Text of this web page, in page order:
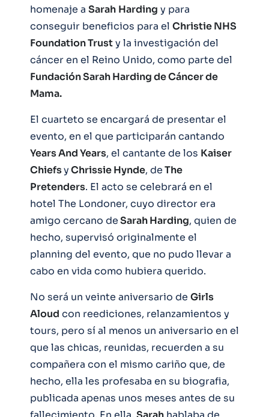
homenaje a Sarah Harding y para
conseguir beneficios para el Christie NHS
Foundation Trusty la investigación del
cáncer en el Reino Unido, como parte del
Fundación Sarah Harding de Cáncer de
Mama.
El cuarteto se encargará de presentar el
evento, en el que participarán cantando
Years And Years, el cantante de los Kaiser
ChiefsyChrissie Hynde, deThe
Pretenders. El acto se celebrará en el
hotel The Londoner, cuyo director era
amigo cercano deSarah Harding, quien de
hecho, supervisó originalmente el
planning del evento, que no pudo llevar a
cabo en vida como hubiera querido.
No será un veinte aniversario de Girls
Aloud con reediciones, relanzamientos y
tours, pero sí al menos un aniversario en el
que las chicas, reunidas, recuerden a su
compañera con el mismo cariño que, de
hecho, ella les profesaba en su biografia,
publicada apenas unos meses antes de su